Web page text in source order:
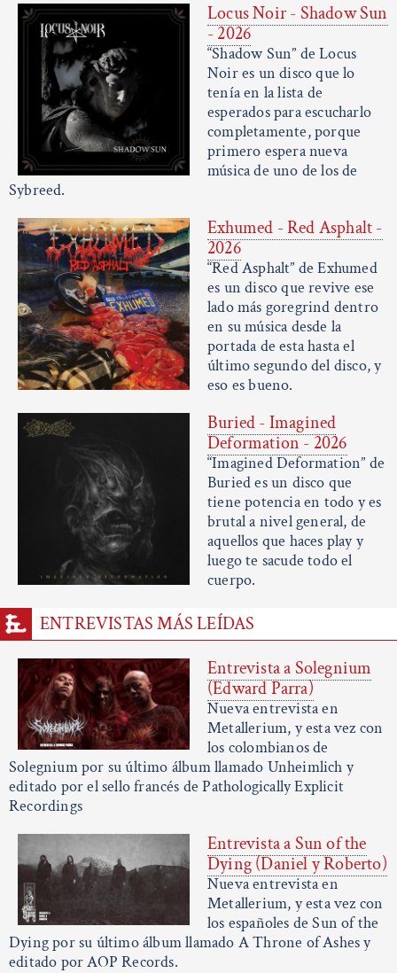
Locus Noir - Shadow Sun
- 2026
“Shadow Sun” de Locus
Noir es un disco que lo
tenía en la lista de
esperados para escucharlo
completamente, porque
primero espera nueva
música de uno de los de
Sybreed.
Exhumed - Red Asphalt -
2026
“Red Asphalt” de Exhumed
es un disco que revive ese
lado más goregrind dentro
en su música desde la
portada de esta hasta el
último segundo del disco, y
eso es bueno.
Buried - Imagined
Deformation - 2026
“Imagined Deformation” de
Buried es un disco que
tiene potencia en todo y es
brutal a nivel general, de
aquellos que haces play y
luego te sacude todo el
cuerpo.
ENTREVISTAS MÁS LEÍDAS
Entrevista a Solegnium
(Edward Parra)
Nueva entrevista en
Metallerium, y esta vez con
los colombianos de
Solegnium por su último álbum llamado Unheimlich y
editado por el sello francés de Pathologically Explicit
Recordings
Entrevista a Sun of the
Dying (Daniel y Roberto)
Nueva entrevista en
Metallerium, y esta vez con
los españoles de Sun of the
Dying por su último álbum llamado A Throne of Ashes y
editado por AOP Records.